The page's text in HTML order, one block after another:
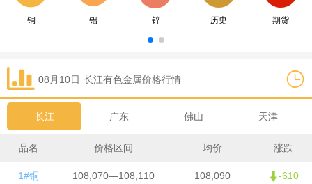
铜 铝 锌 历史 期货
08月10日 长江有色金属价格行情
长江 广东 佛山 天津
品名 价格区间 均价 涨跌
1#铜 108,070—108,110 108,090 -610